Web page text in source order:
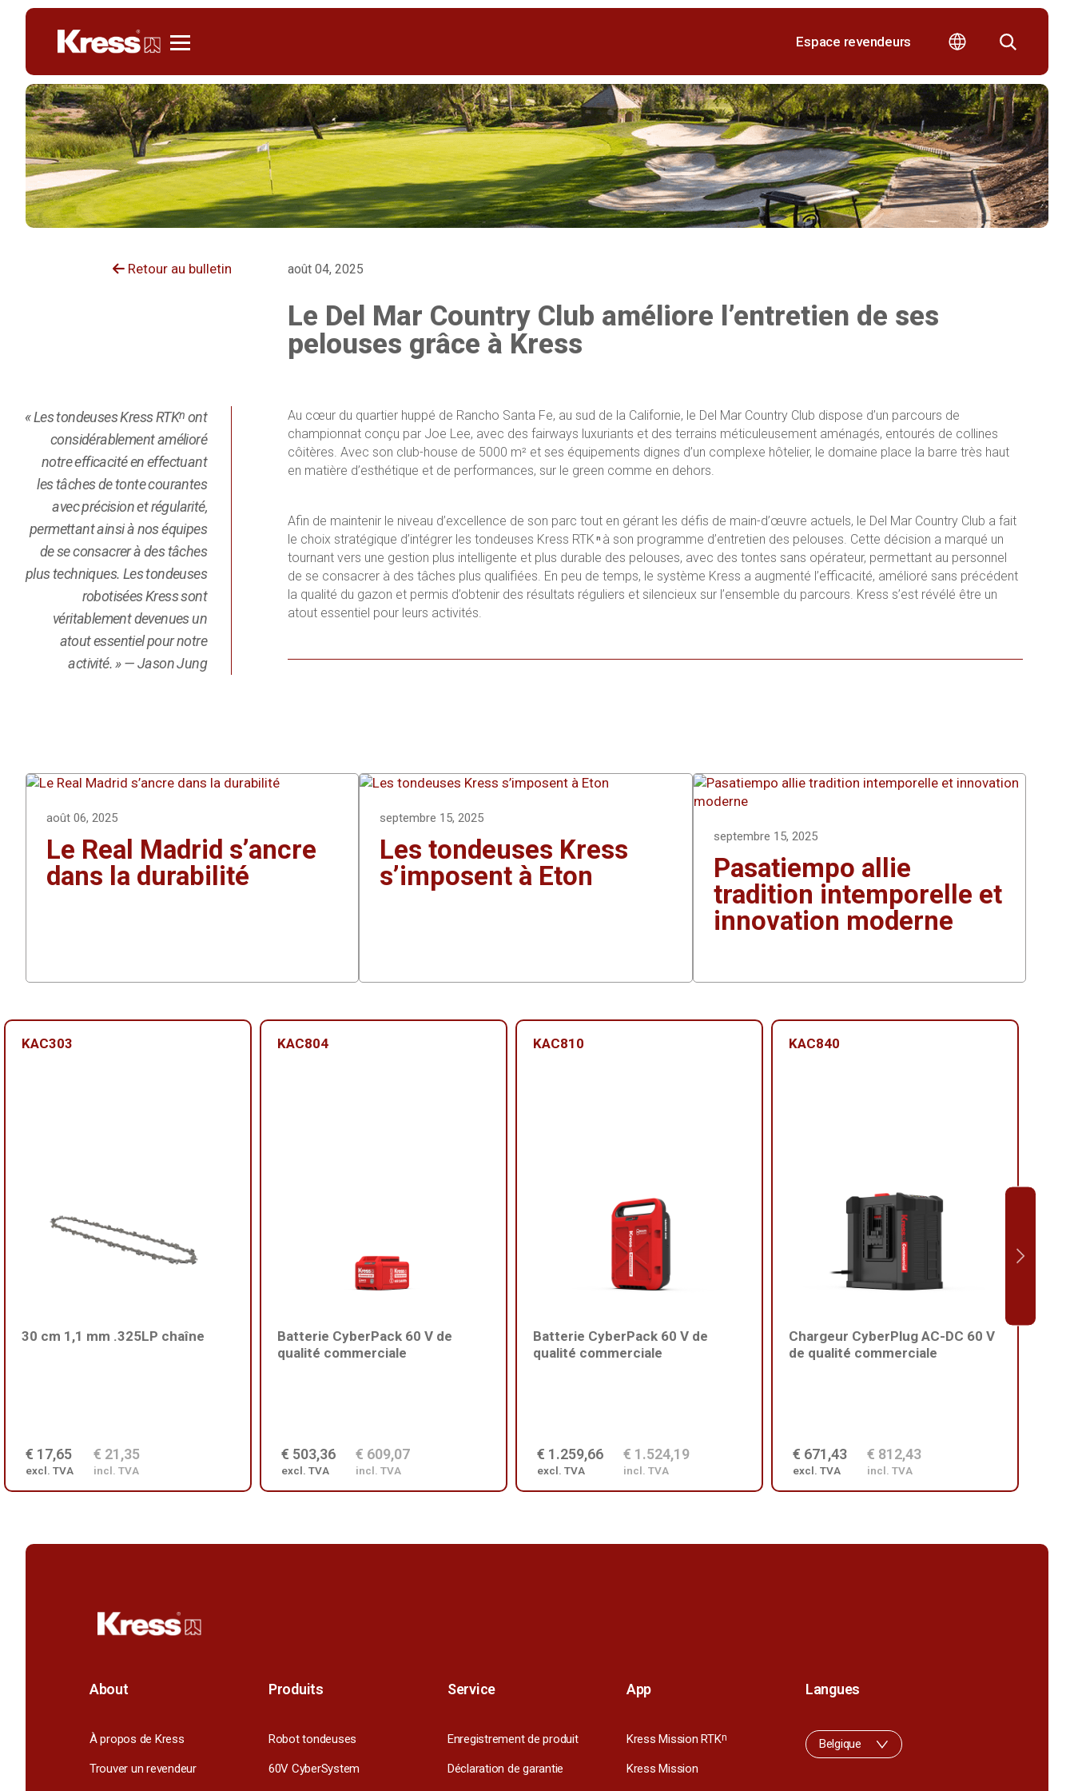
Espace revendeurs
Retour au bulletin août 04, 2025
Le Del Mar Country Club améliore l’entretien de ses
pelouses grâce à Kress
« Les tondeuses Kress RTKn ont
considérablement amélioré
notre efficacité en effectuant
les tâches de tonte courantes
avec précision et régularité,
permettant ainsi à nos équipes
de se consacrer à des tâches
plus techniques. Les tondeuses
robotisées Kress sont
véritablement devenues un
atout essentiel pour notre
activité. » — Jason Jung
Au cœur du quartier huppé de Rancho Santa Fe, au sud de la Californie, le Del Mar Country Club dispose d’un parcours de
championnat conçu par Joe Lee, avec des fairways luxuriants et des terrains méticuleusement aménagés, entourés de collines
côitères. Avec son club-house de 5000 m² et ses équipements dignes d’un complexe hôtelier, le domaine place la barre très haut
en matière d’esthétique et de performances, sur le green comme en dehors.
Afin de maintenir le niveau d’excellence de son parc tout en gérant les défis de main-d’œuvre actuels, le Del Mar Country Club a fait
le choix stratégique d’intégrer les tondeuses Kress RTK nà son programme d’entretien des pelouses. Cette décision a marqué un
tournant vers une gestion plus intelligente et plus durable des pelouses, avec des tontes sans opérateur, permettant au personnel
de se consacrer à des tâches plus qualifiées. En peu de temps, le système Kress a augmenté l’efficacité, amélioré sans précédent
la qualité du gazon et permis d’obtenir des résultats réguliers et silencieux sur l’ensemble du parcours. Kress s’est révélé être un
atout essentiel pour leurs activités.
août 06, 2025
Le Real Madrid s’ancre
dans la durabilité
septembre 15, 2025
Les tondeuses Kress
s’imposent à Eton
septembre 15, 2025
Pasatiempo allie
tradition intemporelle et
innovation moderne
KAC303
30 cm 1,1 mm .325LP chaîne
€ 17,65
excl. TVA
€ 21,35
incl. TVA
KAC804
Batterie CyberPack 60 V de
qualité commerciale
€ 503,36
excl. TVA
€ 609,07
incl. TVA
KAC810
Batterie CyberPack 60 V de
qualité commerciale
€ 1.259,66
excl. TVA
€ 1.524,19
incl. TVA
KAC840
Chargeur CyberPlug AC-DC 60 V
de qualité commerciale
€ 671,43
excl. TVA
€ 812,43
incl. TVA
About
À propos de Kress
Trouver un revendeur
Produits
Robot tondeuses
60V CyberSystem
Service
Enregistrement de produit
Déclaration de garantie
App
Kress Mission RTKn
Kress Mission
Langues
Belgique